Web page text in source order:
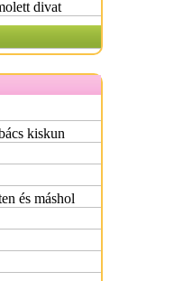
divat
kiskun
és máshol